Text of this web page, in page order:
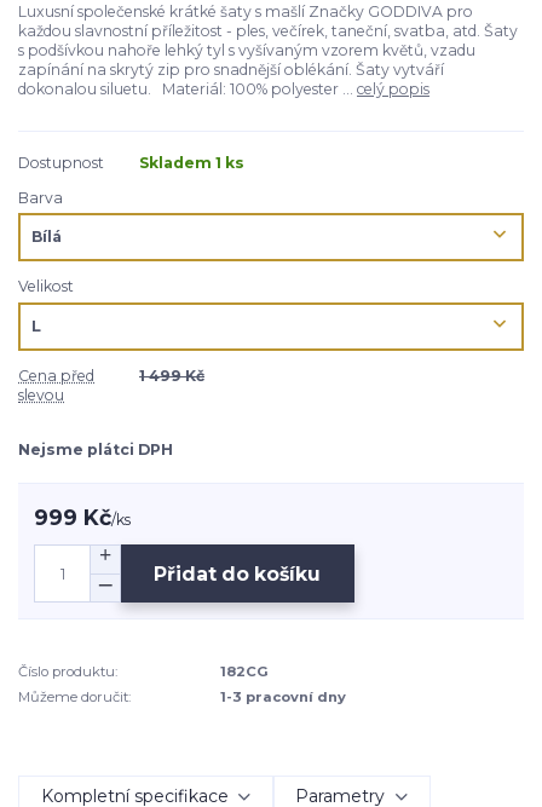
Luxusní společenské krátké šaty s mašlí Značky GODDIVA pro
každou slavnostní příležitost - ples, večírek, taneční, svatba, atd. Šaty
s podšívkou nahoře lehký tyl s vyšívaným vzorem květů, vzadu
zapínání na skrytý zip pro snadnější oblékání. Šaty vytváří
dokonalou siluetu. Materiál: 100% polyester ... celý popis
Dostupnost
Skladem 1 ks
Barva
Velikost
Cena před
slevou
1 499 Kč
Nejsme plátci DPH
999 Kč/ks
Přidat do košíku
Číslo produktu:
182CG
Můžeme doručit:
1-3 pracovní dny
Kompletní specifikace Parametry